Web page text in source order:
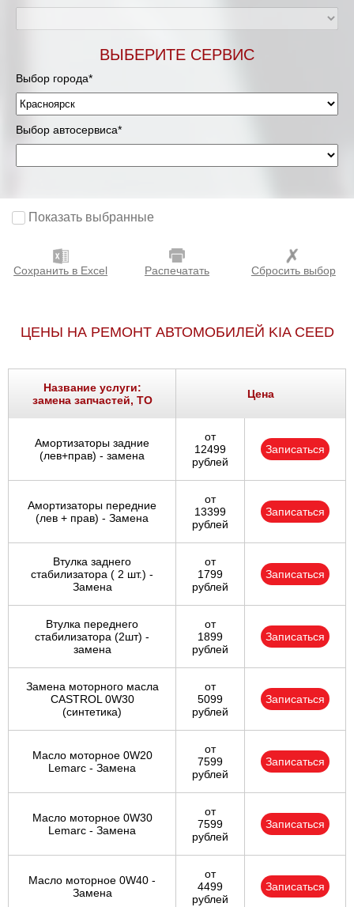
ВЫБЕРИТЕ СЕРВИС
Выбор города*
Выбор автосервиса*
Показать выбранные
Сохранить в Excel Распечатать Сбросить выбор
ЦЕНЫ НА РЕМОНТ АВТОМОБИЛЕЙ KIA CEED
Название услуги:
замена запчастей, ТО
Цена
Амортизаторы задние
(лев+прав) - замена
от
12499
рублей
Записаться
Амортизаторы передние
(лев + прав) - Замена
от
13399
рублей
Записаться
Втулка заднего
стабилизатора ( 2 шт.) -
Замена
от
1799
рублей
Записаться
Втулка переднего
стабилизатора (2шт) -
замена
от
1899
рублей
Записаться
Замена моторного масла
CASTROL 0W30
(синтетика)
от
5099
рублей
Записаться
Масло моторное 0W20
Lemarc - Замена
от
7599
рублей
Записаться
Масло моторное 0W30
Lemarc - Замена
от
7599
рублей
Записаться
Масло моторное 0W40 -
Замена
от
4499
рублей
Записаться